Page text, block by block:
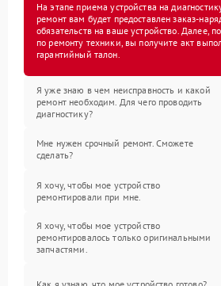
На этапе приема устройства на
ремонт вам будет предоставлен заказ-
обязательств на ваше устройство. Далее,
по ремонту техники, вы получите акт
гарантийный талон.
Я уже знаю в чем неисправность и какой
ремонт необходим. Для чего проводить
диагностику?
Мне нужен срочный ремонт. Сможете
сделать?
Я хочу, чтобы мое устройство
ремонтировали при мне.
Я хочу, чтобы мое устройство
ремонтировалось только оригинальными
запчастями.